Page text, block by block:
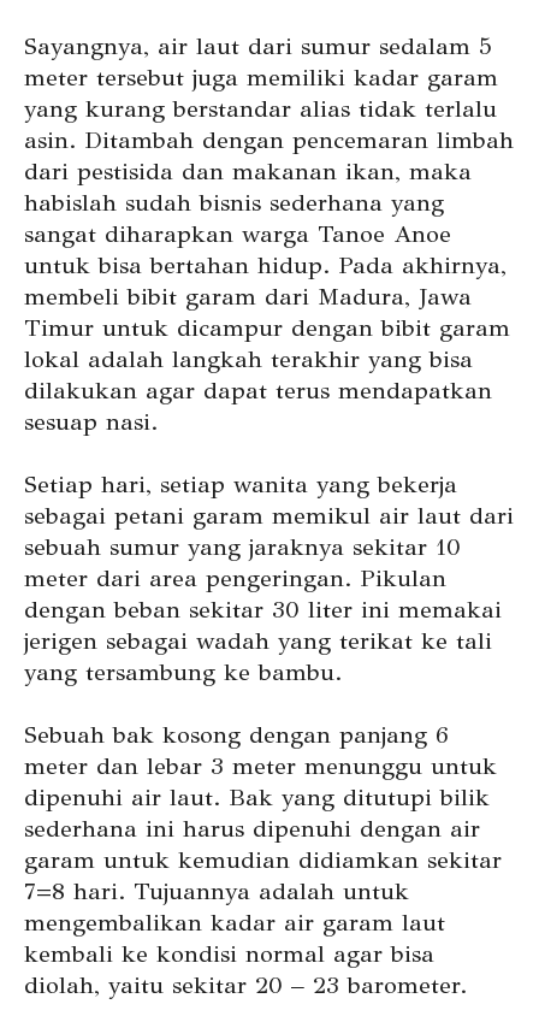
Sayangnya, air laut dari sumur sedalam 5
meter tersebut juga memiliki kadar garam
yang kurang berstandar alias tidak terlalu
asin. Ditambah dengan pencemaran limbah
dari pestisida dan makanan ikan, maka
habislah sudah bisnis sederhana yang
sangat diharapkan warga Tanoe Anoe
untuk bisa bertahan hidup. Pada akhirnya,
membeli bibit garam dari Madura, Jawa
Timur untuk dicampur dengan bibit garam
lokal adalah langkah terakhir yang bisa
dilakukan agar dapat terus mendapatkan
sesuap nasi.
Setiap hari, setiap wanita yang bekerja
sebagai petani garam memikul air laut dari
sebuah sumur yang jaraknya sekitar 10
meter dari area pengeringan. Pikulan
dengan beban sekitar 30 liter ini memakai
jerigen sebagai wadah yang terikat ke tali
yang tersambung ke bambu.
Sebuah bak kosong dengan panjang 6
meter dan lebar 3 meter menunggu untuk
dipenuhi air laut. Bak yang ditutupi bilik
sederhana ini harus dipenuhi dengan air
garam untuk kemudian didiamkan sekitar
7=8 hari. Tujuannya adalah untuk
mengembalikan kadar air garam laut
kembali ke kondisi normal agar bisa
diolah, yaitu sekitar 20 – 23 barometer.